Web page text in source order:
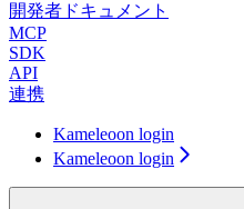
開発者ドキュメント
MCP
SDK
API
連携
Kameleoon login
Kameleoon login